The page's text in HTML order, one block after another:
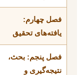
فصل چهارم:
یافته‌های تحقیق
فصل پنجم: بحث،
نتیجه‌گیری و